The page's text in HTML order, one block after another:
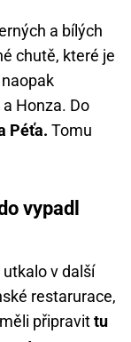
a bílých
chutě, které je
Honza. Do
Péťa. Tomu
vypadl
v další
restarurace,
připravittu